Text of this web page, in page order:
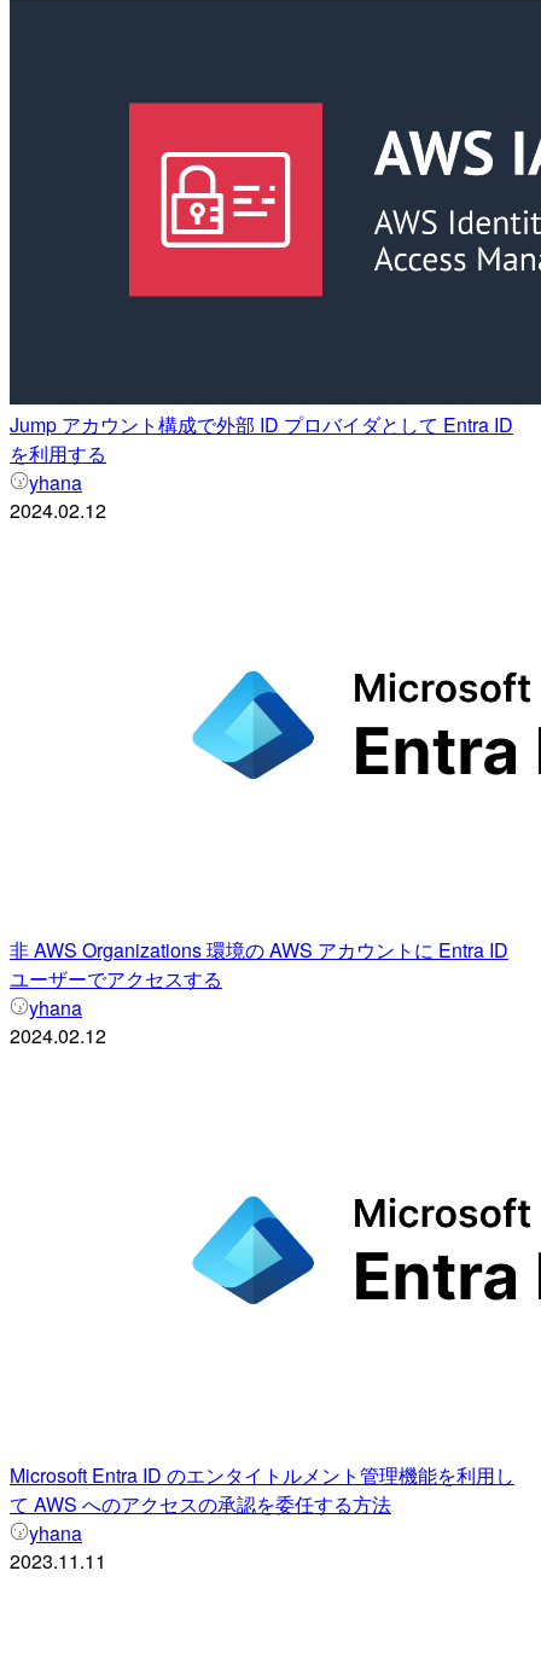
Jump アカウント構成で外部 ID プロバイダとして Entra ID
を利用する
yhana
2024.02.12
非 AWS Organizations 環境の AWS アカウントに Entra ID
ユーザーでアクセスする
yhana
2024.02.12
Microsoft Entra ID のエンタイトルメント管理機能を利用し
て AWS へのアクセスの承認を委任する方法
yhana
2023.11.11